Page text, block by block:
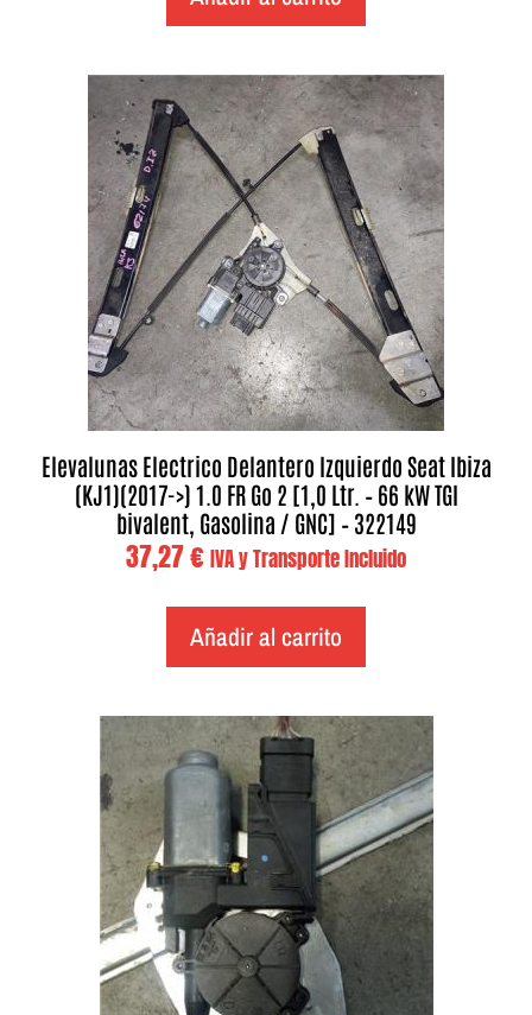
Elevalunas Electrico Delantero Izquierdo Seat Ibiza
(KJ1)(2017->) 1.0 FR Go 2 [1,0 Ltr. – 66 kW TGI
bivalent, Gasolina / GNC] – 322149
37,27€ IVA y Transporte Incluido
Añadir al carrito